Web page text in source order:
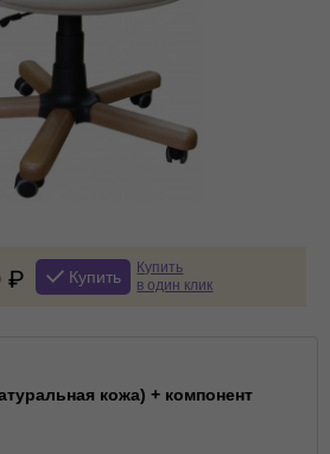
Купить
Купить
в один клик
кожа) + компонент